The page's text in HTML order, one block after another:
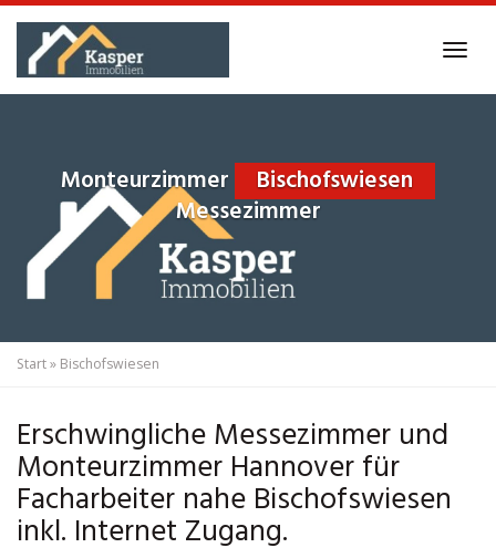
Skip
main
Monteurzimmer
Bischofswiesen
Messezimmer
Start» Bischofswiesen
Erschwingliche Messezimmer und
Monteurzimmer Hannover für
Facharbeiter nahe Bischofswiesen
inkl. Internet Zugang.